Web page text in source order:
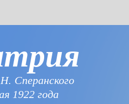
Сперанского
1922 года